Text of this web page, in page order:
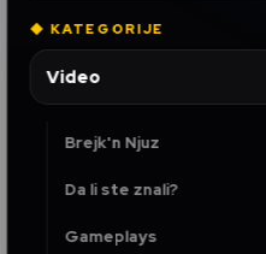
◆ KATEGORIJE
Video
Brejk'n Njuz
Da li ste znali?
Gameplays